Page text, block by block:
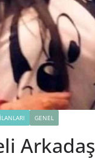
GENEL
Arkadaş